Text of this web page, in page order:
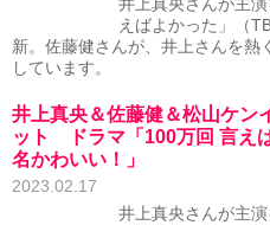
井上真央さんが主
えばよかった」（
新。佐藤健さんが、井上さんを熱
しています。
井上真央＆佐藤健＆松山ケン
ット ドラマ「100万回 言え
名かわいい！」
2023.02.17
井上真央さんが主